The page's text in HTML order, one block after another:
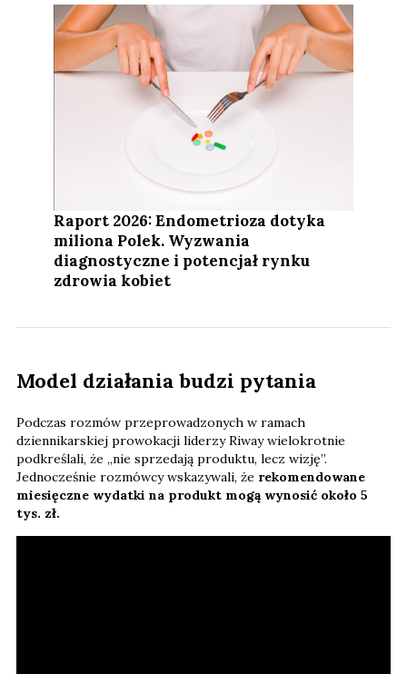
Raport 2026: Endometrioza dotyka
miliona Polek. Wyzwania
diagnostyczne i potencjał rynku
zdrowia kobiet
Model działania budzi pytania
Podczas rozmów przeprowadzonych w ramach
dziennikarskiej prowokacji liderzy Riway wielokrotnie
podkreślali, że „nie sprzedają produktu, lecz wizję”.
Jednocześnie rozmówcy wskazywali, że rekomendowane
miesięczne wydatki na produkt mogą wynosić około 5
tys. zł.